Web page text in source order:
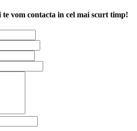
te vom contacta in cel mai scurt timp!